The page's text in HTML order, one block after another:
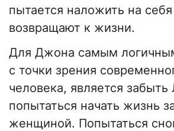
пытается наложить на
возвращают к жизни.
Для Джона самым
с точки зрения
человека, является забыть
попытаться начать жизнь
женщиной. Попытаться